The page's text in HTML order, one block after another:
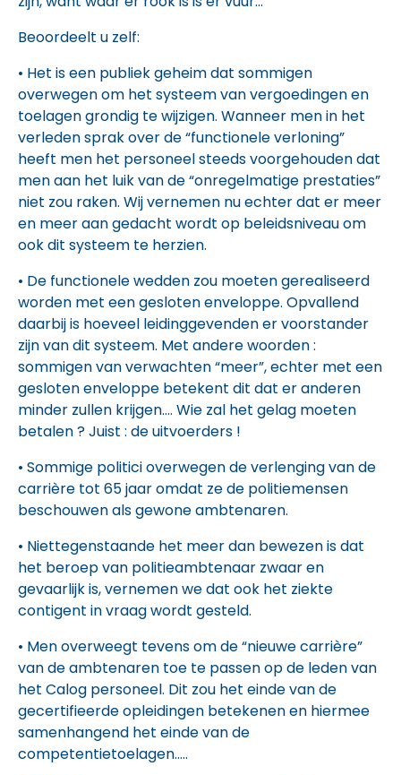
Beoordeelt u zelf:
• Het is een publiek geheim dat sommigen
overwegen om het systeem van vergoedingen en
toelagen grondig te wijzigen. Wanneer men in het
verleden sprak over de “functionele verloning”
heeft men het personeel steeds voorgehouden dat
men aan het luik van de “onregelmatige prestaties”
niet zou raken. Wij vernemen nu echter dat er meer
en meer aan gedacht wordt op beleidsniveau om
ook dit systeem te herzien.
• De functionele wedden zou moeten gerealiseerd
worden met een gesloten enveloppe. Opvallend
daarbij is hoeveel leidinggevenden er voorstander
zijn van dit systeem. Met andere woorden :
sommigen van verwachten “meer”, echter met een
gesloten enveloppe betekent dit dat er anderen
minder zullen krijgen…. Wie zal het gelag moeten
betalen ? Juist : de uitvoerders !
• Sommige politici overwegen de verlenging van de
carrière tot 65 jaar omdat ze de politiemensen
beschouwen als gewone ambtenaren.
• Niettegenstaande het meer dan bewezen is dat
het beroep van politieambtenaar zwaar en
gevaarlijk is, vernemen we dat ook het ziekte
contigent in vraag wordt gesteld.
• Men overweegt tevens om de “nieuwe carrière”
van de ambtenaren toe te passen op de leden van
het Calog personeel. Dit zou het einde van de
gecertifieerde opleidingen betekenen en hiermee
samenhangend het einde van de
competentietoelagen…..